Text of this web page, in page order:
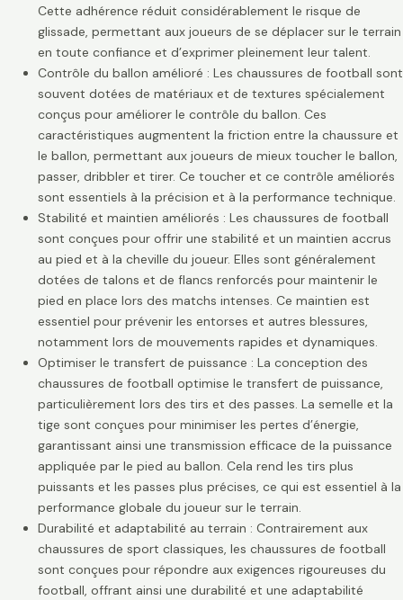
Cette adhérence réduit considérablement le risque de
glissade, permettant aux joueurs de se déplacer sur le terrain
en toute confiance et d’exprimer pleinement leur talent.
Contrôle du ballon amélioré : Les chaussures de football sont
souvent dotées de matériaux et de textures spécialement
conçus pour améliorer le contrôle du ballon. Ces
caractéristiques augmentent la friction entre la chaussure et
le ballon, permettant aux joueurs de mieux toucher le ballon,
passer, dribbler et tirer. Ce toucher et ce contrôle améliorés
sont essentiels à la précision et à la performance technique.
Stabilité et maintien améliorés : Les chaussures de football
sont conçues pour offrir une stabilité et un maintien accrus
au pied et à la cheville du joueur. Elles sont généralement
dotées de talons et de flancs renforcés pour maintenir le
pied en place lors des matchs intenses. Ce maintien est
essentiel pour prévenir les entorses et autres blessures,
notamment lors de mouvements rapides et dynamiques.
Optimiser le transfert de puissance : La conception des
chaussures de football optimise le transfert de puissance,
particulièrement lors des tirs et des passes. La semelle et la
tige sont conçues pour minimiser les pertes d’énergie,
garantissant ainsi une transmission efficace de la puissance
appliquée par le pied au ballon. Cela rend les tirs plus
puissants et les passes plus précises, ce qui est essentiel à la
performance globale du joueur sur le terrain.
Durabilité et adaptabilité au terrain : Contrairement aux
chaussures de sport classiques, les chaussures de football
sont conçues pour répondre aux exigences rigoureuses du
football, offrant ainsi une durabilité et une adaptabilité